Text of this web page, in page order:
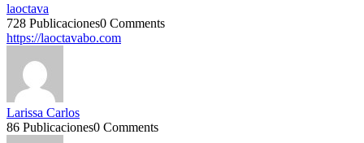
laoctava
728 Publicaciones0 Comments
https://laoctavabo.com
Larissa Carlos
86 Publicaciones0 Comments